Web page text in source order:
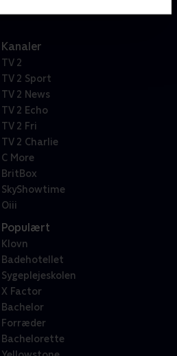
Kanaler
TV 2
TV 2 Sport
TV 2 News
TV 2 Echo
TV 2 Fri
TV 2 Charlie
C More
BritBox
SkyShowtime
Oiii
Populært
Klovn
Badehotellet
Sygeplejeskolen
X Factor
Bachelor
Forræder
Bachelorette